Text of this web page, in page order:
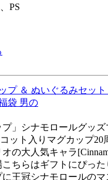
PS
プ ＆ ぬいぐるみセッ
袋 男の
プ」シナモロールグッ
ット入りマグカップ
の大人気キャラ
こちらはギフトにぴっ
に王冠シナモロールの